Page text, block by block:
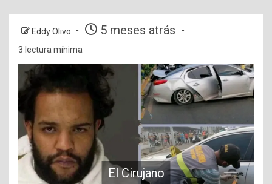
Eddy Olivo 5 meses atrás
3 lectura mínima
El Cirujano